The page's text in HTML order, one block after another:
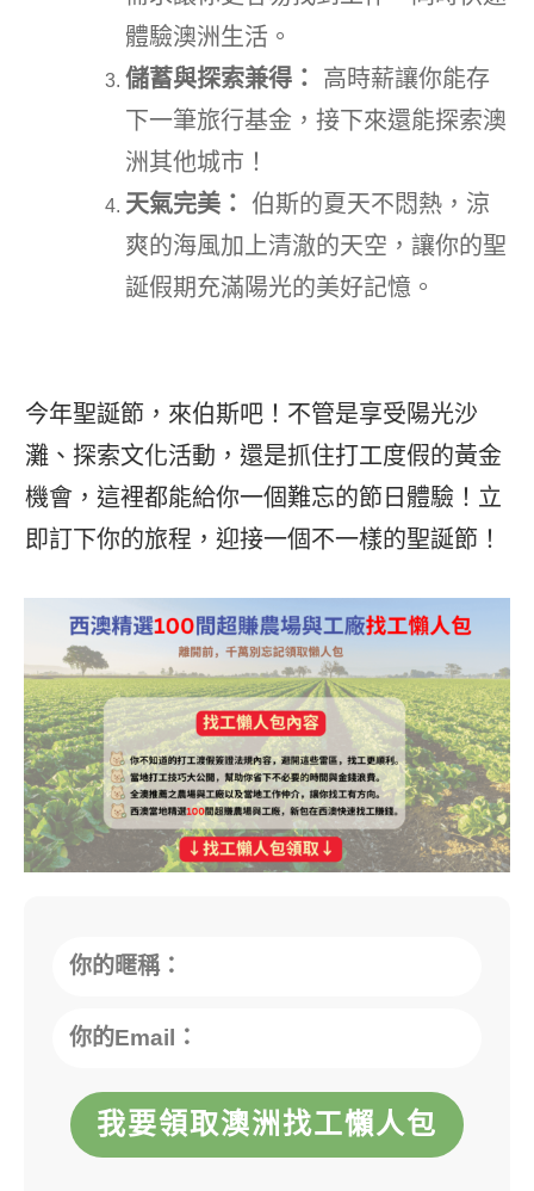
體驗澳洲生活。
儲蓄與探索兼得：
高時薪讓你能存
下一筆旅行基金，接下來還能探索澳
洲其他城市！
天氣完美： 伯斯的夏天不悶熱，涼
爽的海風加上清澈的天空，讓你的聖
誕假期充滿陽光的美好記憶。
今年聖誕節，來伯斯吧！不管是享受陽光沙
灘、探索文化活動，還是抓住打工度假的黃金
機會，這裡都能給你一個難忘的節日體驗！立
即訂下你的旅程，迎接一個不一樣的聖誕節！
我要領取澳洲找工懶人包